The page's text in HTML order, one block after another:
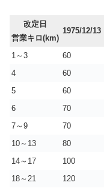
改定日
営業キロ(km)
1975/12/13
1～3
60
4
60
5
60
6
70
7～9
70
10～13
80
14～17
100
18～21
120